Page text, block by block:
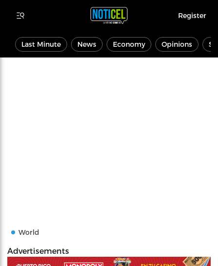
Register
Last Minute News Economy Opinions
World
Advertisements